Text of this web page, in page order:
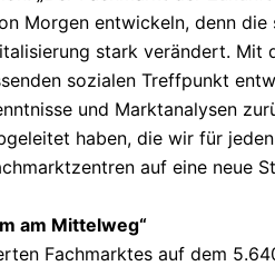
Morgen entwickeln, denn die
stark verändert. Mit
sozialen Treffpunkt
und Marktanalysen
haben, die wir für
auf eine neue
am Mittelweg“
Fachmarktes auf dem